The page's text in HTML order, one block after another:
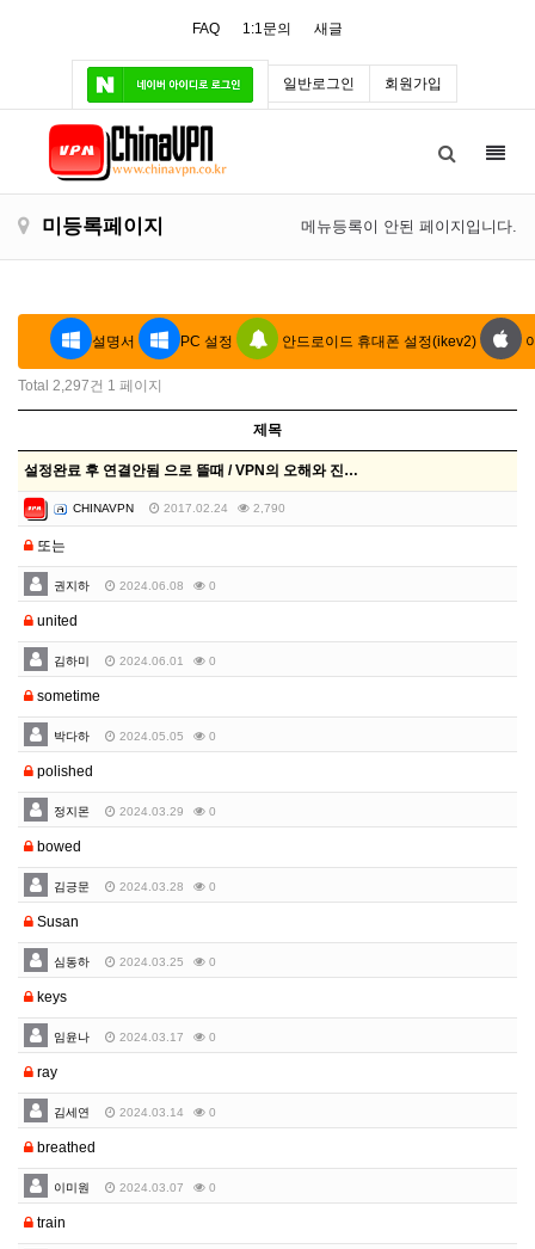
FAQ 1:1문의 새글
일반로그인 회원가입
미등록페이지 메뉴등록이 안된 페이지입니다.
설명서 PC 설정 안드로이드 휴대폰 설정(ikev2)
Total 2,297건 1 페이지
제목
설정완료 후 연결안됨 으로 뜰때 / VPN의 오해와 진…
CHINAVPN 2017.02.24 2,790
또는
권지하 2024.06.08 0
united
김하미 2024.06.01 0
sometime
박다하 2024.05.05 0
polished
정지몬 2024.03.29 0
bowed
김긍문 2024.03.28 0
Susan
심동하 2024.03.25 0
keys
임윤나 2024.03.17 0
ray
김세연 2024.03.14 0
breathed
이미원 2024.03.07 0
train